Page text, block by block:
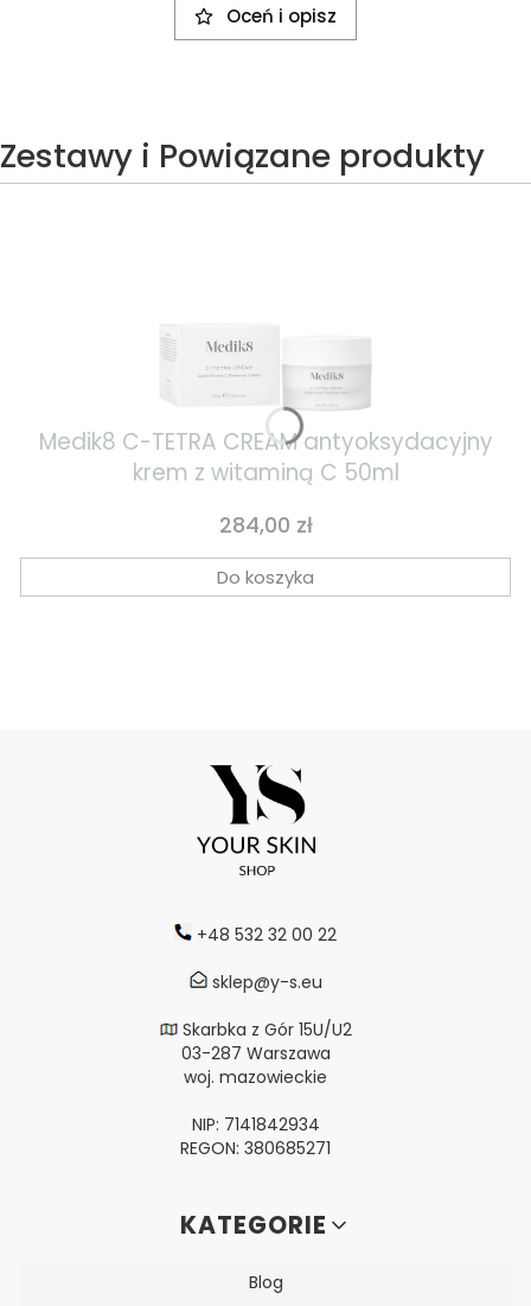
Oceń i opisz
Zestawy i Powiązane produkty
Medik8 C-TETRA CREAM antyoksydacyjny
krem z witaminą C 50ml
Cena
284,00 zł
Do koszyka
+48 532 32 00 22
sklep@y-s.eu
Skarbka z Gór 15U/U2
03-287 Warszawa
woj. mazowieckie
NIP: 7141842934
REGON: 380685271
Linki w stopceKATEGORIE
Blog